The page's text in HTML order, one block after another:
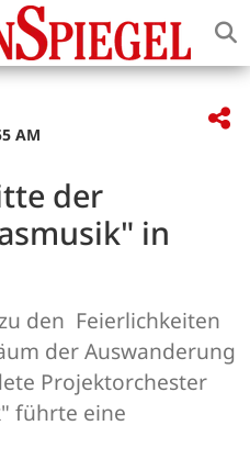
AM
der
in
den Feierlichkeiten
der Auswanderung
Projektorchester
führte eine